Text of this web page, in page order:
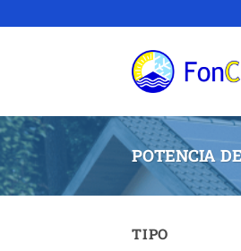
al
POTENCIA
TIPO